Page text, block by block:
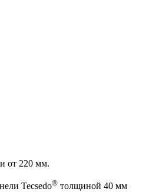
от 220 мм.
Tecsedo® толщиной 40 мм